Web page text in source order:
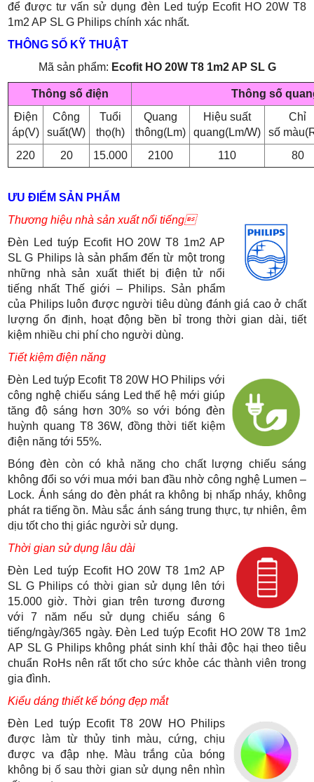
để được tư vấn sử dụng đèn Led tuýp Ecofit HO 20W T8
1m2 AP SL G Philips chính xác nhất.
THÔNG SỐ KỸ THUẬT
Mã sản phẩm: Ecofit HO 20W T8 1m2 AP SL G​
Thông số điện
Thông số
Điện
áp(V)
Công
suất(W)
Tuổi
thọ(h)
Quang
thông(Lm)
Hiệu suất
quang(Lm/W)
Chỉ
số
220
20 15.000 2100 110 80
ƯU ĐIỂM SẢN PHẨM
Thương hiệu nhà sản xuất nổi tiếng
Đèn Led tuýp Ecofit HO 20W T8 1m2 AP
SL G Philips là sản phẩm đến từ một trong
những nhà sản xuất thiết bị điện tử nổi
tiếng nhất Thế giới – Philips. Sản phẩm
của Philips luôn được người tiêu dùng đánh giá cao ở chất
lượng ổn định, hoạt động bền bỉ trong thời gian dài, tiết
kiệm nhiều chi phí cho người dùng.
Tiết kiệm điện năng
Đèn Led tuýp Ecofit T8 20W HO Philips với
công nghệ chiếu sáng Led thế hệ mới giúp
tăng độ sáng hơn 30% so với bóng đèn
huỳnh quang T8 36W, đồng thời tiết kiệm
điện năng tới 55%.
Bóng đèn còn có khả năng cho chất lượng chiếu sáng
không đổi so với mua mới ban đầu nhờ công nghệ Lumen –
Lock. Ánh sáng do đèn phát ra không bị nhấp nháy, không
phát ra tiếng ồn. Màu sắc ánh sáng trung thực, tự nhiên, êm
dịu tốt cho thị giác người sử dụng.
Thời gian sử dụng lâu dài
Đèn Led tuýp Ecofit HO 20W T8 1m2 AP
SL G Philips có thời gian sử dụng lên tới
15.000 giờ. Thời gian trên tương đương
với 7 năm nếu sử dụng chiếu sáng 6
tiếng/ngày/365 ngày. Đèn Led tuýp Ecofit HO 20W T8 1m2
AP SL G Philips không phát sinh khí thải độc hại theo tiêu
chuẩn RoHs nên rất tốt cho sức khỏe các thành viên trong
gia đình.
Kiểu dáng thiết kế bóng đẹp mắt
Đèn Led tuýp Ecofit T8 20W HO Philips
được làm từ thủy tinh màu, cứng, chịu
được va đập nhẹ. Màu trắng của bóng
không bị ố sau thời gian sử dụng nên nhìn